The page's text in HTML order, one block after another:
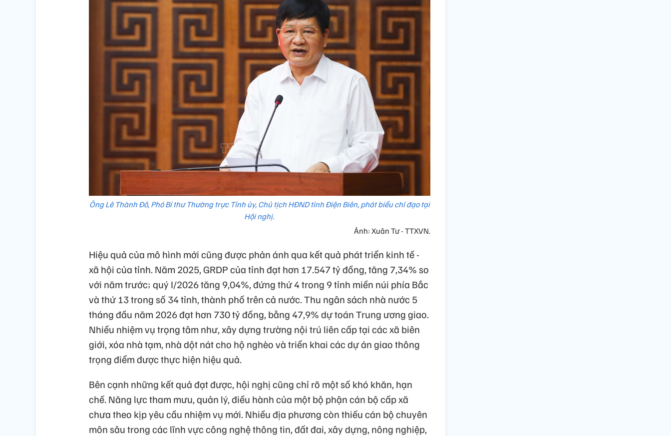
Ông Lê Thành Đô, Phó Bí thư Thường trực Tỉnh ủy, Chủ tịch HĐND tỉnh Điện Biên, phát biểu chỉ đạo tại
Hội nghị.
Ảnh: Xuân Tư - TTXVN.
Hiệu quả của mô hình mới cũng được phản ánh qua kết quả phát triển kinh tế -
xã hội của tỉnh. Năm 2025, GRDP của tỉnh đạt hơn 17.547 tỷ đồng, tăng 7,34% so
với năm trước; quý I/2026 tăng 9,04%, đứng thứ 4 trong 9 tỉnh miền núi phía Bắc
và thứ 13 trong số 34 tỉnh, thành phố trên cả nước. Thu ngân sách nhà nước 5
tháng đầu năm 2026 đạt hơn 730 tỷ đồng, bằng 47,9% dự toán Trung ương giao.
Nhiều nhiệm vụ trọng tâm như, xây dựng trường nội trú liên cấp tại các xã biên
giới, xóa nhà tạm, nhà dột nát cho hộ nghèo và triển khai các dự án giao thông
trọng điểm được thực hiện hiệu quả.
Bên cạnh những kết quả đạt được, hội nghị cũng chỉ rõ một số khó khăn, hạn
chế. Năng lực tham mưu, quản lý, điều hành của một bộ phận cán bộ cấp xã
chưa theo kịp yêu cầu nhiệm vụ mới. Nhiều địa phương còn thiếu cán bộ chuyên
môn sâu trong các lĩnh vực công nghệ thông tin, đất đai, xây dựng, nông nghiệp,